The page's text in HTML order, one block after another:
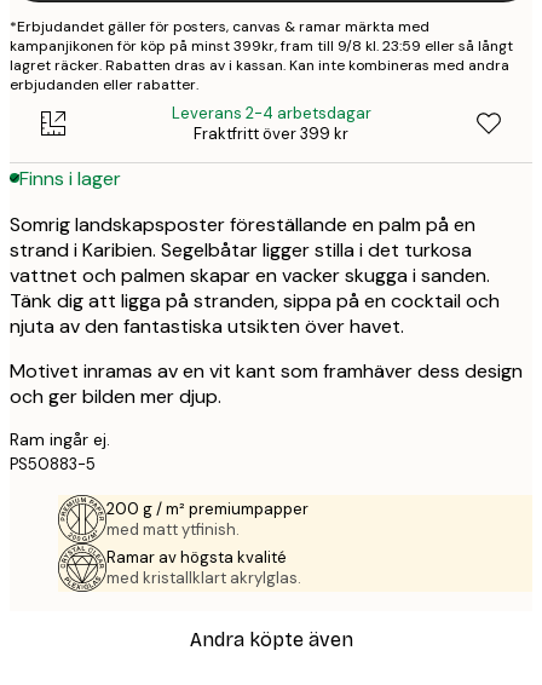
*Erbjudandet gäller för posters, canvas & ramar märkta med
kampanjikonen för köp på minst 399kr, fram till 9/8 kl. 23:59 eller så långt
lagret räcker. Rabatten dras av i kassan. Kan inte kombineras med andra
erbjudanden eller rabatter.
Leverans 2-4 arbetsdagar
Fraktfritt över 399 kr
Finns i lager
Somrig landskapsposter föreställande en palm på en
strand i Karibien. Segelbåtar ligger stilla i det turkosa
vattnet och palmen skapar en vacker skugga i sanden.
Tänk dig att ligga på stranden, sippa på en cocktail och
njuta av den fantastiska utsikten över havet.
Motivet inramas av en vit kant som framhäver dess design
och ger bilden mer djup.
Ram ingår ej.
PS50883-5
200 g / m² premiumpapper
med matt ytfinish.
Ramar av högsta kvalité
med kristallklart akrylglas.
Andra köpte även